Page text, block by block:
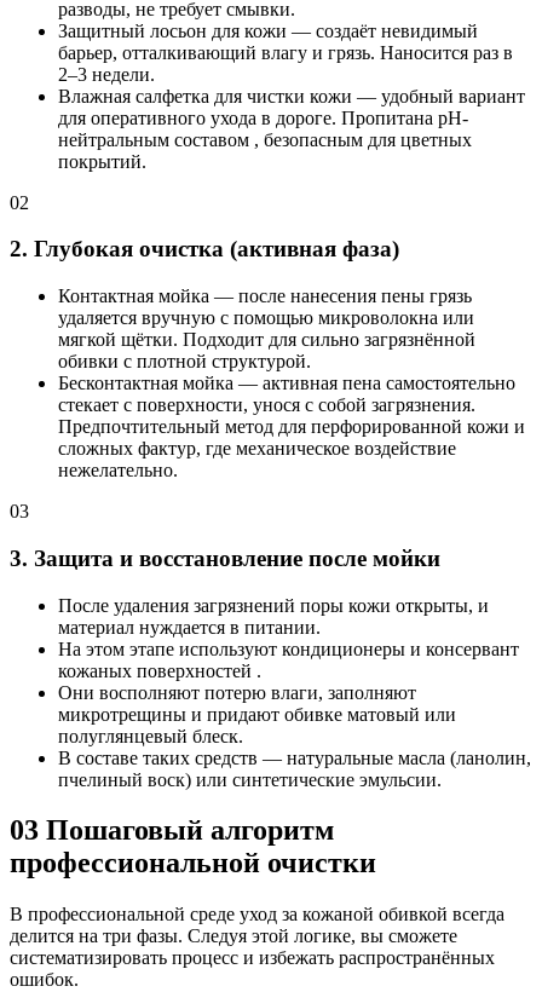
разводы, не требует смывки.
Защитный лосьон для кожи — создаёт невидимый
барьер, отталкивающий влагу и грязь. Наносится раз в
2–3 недели.
Влажная салфетка для чистки кожи — удобный вариант
для оперативного ухода в дороге. Пропитана pH-
нейтральным составом , безопасным для цветных
покрытий.
02
2. Глубокая очистка (активная фаза)
Контактная мойка — после нанесения пены грязь
удаляется вручную с помощью микроволокна или
мягкой щётки. Подходит для сильно загрязнённой
обивки с плотной структурой.
Бесконтактная мойка — активная пена самостоятельно
стекает с поверхности, унося с собой загрязнения.
Предпочтительный метод для перфорированной кожи и
сложных фактур, где механическое воздействие
нежелательно.
03
3. Защита и восстановление после мойки
После удаления загрязнений поры кожи открыты, и
материал нуждается в питании.
На этом этапе используют кондиционеры и консервант
кожаных поверхностей .
Они восполняют потерю влаги, заполняют
микротрещины и придают обивке матовый или
полуглянцевый блеск.
В составе таких средств — натуральные масла (ланолин,
пчелиный воск) или синтетические эмульсии.
03 Пошаговый алгоритм
профессиональной очистки
В профессиональной среде уход за кожаной обивкой всегда
делится на три фазы. Следуя этой логике, вы сможете
систематизировать процесс и избежать распространённых
ошибок.